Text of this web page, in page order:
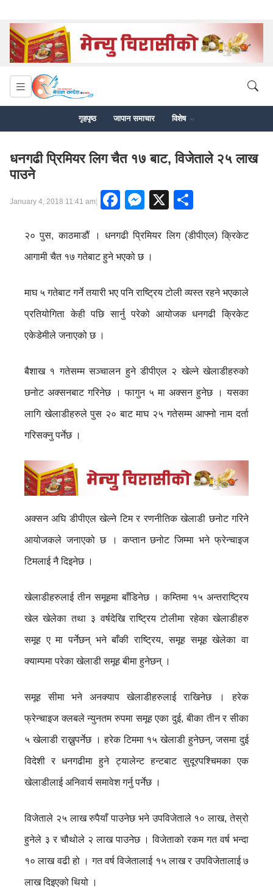
गृहपृष्ठ जापान समाचार विशेष
धनगढी प्रिमियर लिग चैत १७ बाट, विजेताले २५ लाख
पाउने
January 4, 2018 11:41 am| Facebook
Messenger
X
२० पुस, काठमाडौं । धनगढी प्रिमियर लिग (डीपीएल) क्रिकेट
आगामी चैत १७ गतेबाट हुने भएको छ ।
माघ ५ गतेबाट गर्ने तयारी भए पनि राष्ट्रिय टोली व्यस्त रहने भएकाले
प्रतियोगिता केही पछि सार्नु परेको आयोजक धनगढी क्रिकेट
एकेडेमीले जनाएको छ ।
बैशाख १ गतेसम्म सञ्चालन हुने डीपीएल २ खेल्ने खेलाडीहरुको
छनोट अक्सनबाट गरिनेछ । फागुन ५ मा अक्सन हुनेछ । यसका
लागि खेलाडीहरुले पुस २० बाट माघ २५ गतेसम्म आफ्नो नाम दर्ता
गरिसक्नु पर्नेछ ।
अक्सन अघि डीपीएल खेल्ने टिम र रणनीतिक खेलाडी छनोट गरिने
आयोजकले जनाएको छ । कप्तान छनोट जिम्मा भने फ्रेन्चाइज
टिमलाई नै दिइनेछ ।
खेलाडीहरुलाई तीन समूहमा बाँडिनेछ । कम्तिमा १५ अन्तराष्ट्रिय
खेल खेलेका तथा ३ वर्षदेखि राष्ट्रिय टोलीमा रहेका खेलाडीहरु
समूह ए मा पर्नेछन् भने बाँकी राष्ट्रिय, समूह समूह खेलेका वा
क्याम्पमा परेका खेलाडी समूह बीमा हुनेछन् ।
समूह सीमा भने अनक्याप खेलाडीहरुलाई राखिनेछ । हरेक
फ्रेन्चाइज क्लबले न्युनतम रुपमा समूह एका दुई, बीका तीन र सीका
५ खेलाडी राख्नुपर्नेछ । हरेक टिममा १५ खेलाडी हुनेछन्, जसमा दुई
विदेशी र धनगढीमा हुने ट्यालेन्ट हन्टबाट सुदूरपश्चिमका एक
खेलाडीलाई अनिवार्य समावेश गर्नु पर्नेछ ।
विजेताले २५ लाख रुपैयाँ पाउनेछ भने उपविजेताले १० लाख, तेस्रो
हुनेले ३ र चौथोले २ लाख पाउनेछ । विजेताको रकम गत वर्ष भन्दा
१० लाख वढी हो । गत वर्ष विजेतालाई १५ लाख र उपविजेतालाई ७
लाख दिइएको थियो ।